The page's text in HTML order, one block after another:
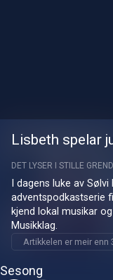
Lisbeth spelar
DET LYSER I STILLE
I dagens luke av
adventspodkastserie
kjend lokal musikar
Musikklag.
Artikkelen er meir enn
Sesong